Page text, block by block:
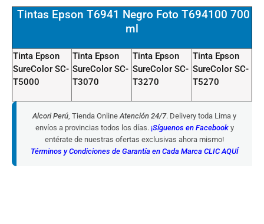
Tintas Epson T6941 Negro Foto T694100 700
ml
Tinta Epson
SureColor SC-
T5000
Tinta Epson
SureColor SC-
T3070
Tinta Epson
SureColor SC-
T3270
Tinta Epson
SureColor SC-
T5270
Alcori Perú , Tienda Online Atención 24/7. Delivery toda Lima y
envíos a provincias todos los días. ¡Síguenos en Facebook y
entérate de nuestras ofertas exclusivas ahora mismo!
Términos y Condiciones de Garantía en Cada Marca CLIC AQUÍ